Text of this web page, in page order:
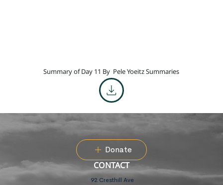
Summary of Day 11 By Pele Yoeitz Summaries
Donate
CONTACT
92 Cresthill Ave